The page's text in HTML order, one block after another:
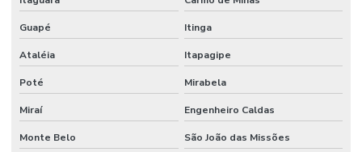
Guapé Itinga
Ataléia Itapagipe
Poté Mirabela
Miraí Engenheiro Caldas
Monte Belo São João das Missões